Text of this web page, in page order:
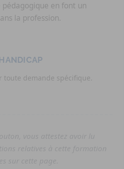
en font un
la profession.
toute demande spécifique.